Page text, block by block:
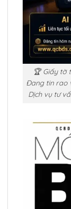
🏆 Giấy tờ
Đang tin rao
Dịch vụ tư